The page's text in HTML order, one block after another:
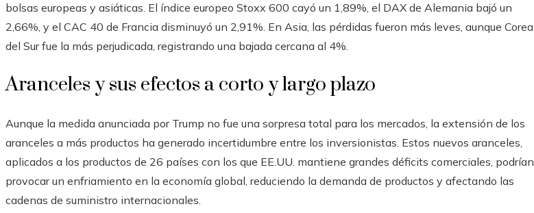
bolsas europeas y asiáticas. El índice europeo Stoxx 600 cayó un 1,89%, el DAX de Alemania bajó un
2,66%, y el CAC 40 de Francia disminuyó un 2,91%. En Asia, las pérdidas fueron más leves, aunque Corea
del Sur fue la más perjudicada, registrando una bajada cercana al 4%.
Aranceles y sus efectos a corto y largo plazo
Aunque la medida anunciada por Trump no fue una sorpresa total para los mercados, la extensión de los
aranceles a más productos ha generado incertidumbre entre los inversionistas. Estos nuevos aranceles,
aplicados a los productos de 26 países con los que EE.UU. mantiene grandes déficits comerciales, podrían
provocar un enfriamiento en la economía global, reduciendo la demanda de productos y afectando las
cadenas de suministro internacionales.